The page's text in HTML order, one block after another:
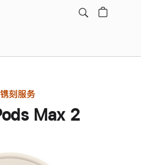
刻服务
Max 2